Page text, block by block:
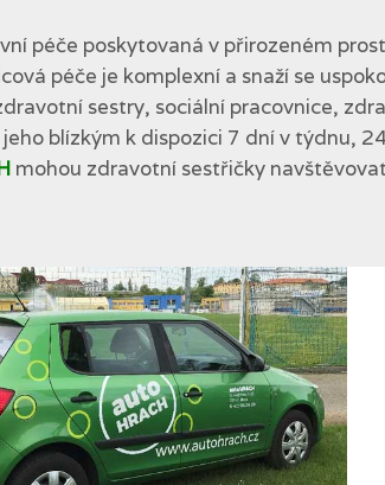
péče poskytovaná v přirozeném
péče je komplexní a snaží se
sestry, sociální pracovnice,
blízkým k dispozici 7 dní v týdnu,
mohou zdravotní sestřičky